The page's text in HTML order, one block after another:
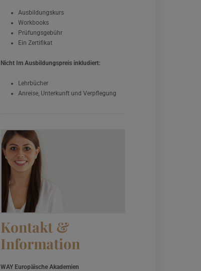
Ausbildungskurs
Workbooks
Prüfungsgebühr
Ein Zertifikat
Nicht Im Ausbildungspreis inkludiert:
Lehrbücher
Anreise, Unterkunft und Verpflegung
Kontakt &
Information
WAY Europäische Akademien